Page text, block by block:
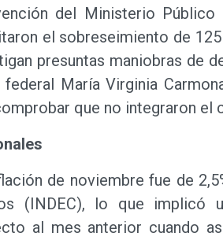
del Ministerio
el sobreseimiento de 125
presuntas maniobras de
María Virginia
que no integraron el
de noviembre fue de
(INDEC), lo que implicó
al mes anterior cuando